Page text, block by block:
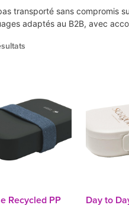
transporté sans compromis
adaptés au B2B, avec
Recycled PP
Day to